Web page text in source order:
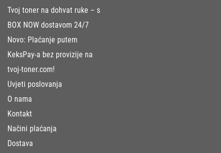
Tvoj toner na dohvat ruke – s
BOX NOW dostavom 24/7
Novo: Plaćanje putem
KeksPay-a bez provizije na
tvoj-toner.com!
Uvjeti poslovanja
O nama
Kontakt
Načini plaćanja
Dostava